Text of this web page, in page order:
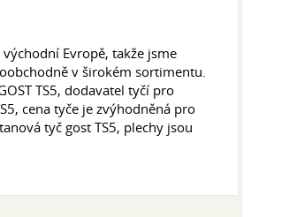
Evropě, takže jsme
v širokém sortimentu.
TS5, dodavatel tyčí pro
cena tyče je zvýhodněná pro
tyč gost TS5, plechy jsou